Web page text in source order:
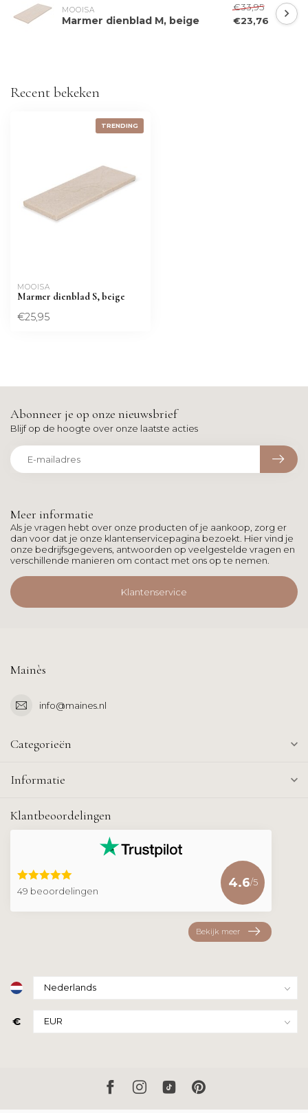
MOOISA
Marmer dienblad M, beige
€33,95
€23,76
Recent bekeken
TRENDING
MOOISA
Marmer dienblad S, beige
€25,95
Meer informatie
Als je vragen hebt over onze producten of je aankoop, zorg er
dan voor dat je onze klantenservicepagina bezoekt. Hier vind je
onze bedrijfsgegevens, antwoorden op veelgestelde vragen en
verschillende manieren om contact met ons op te nemen.
Klantenservice
Abonneer je op onze nieuwsbrief
Blijf op de hoogte over onze laatste acties
Mainès
info@maines.nl
Categorieën
Informatie
Klantbeoordelingen
49 beoordelingen
4.6/5
Bekijk meer
€